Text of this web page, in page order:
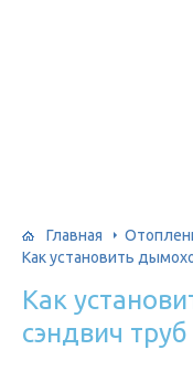
Главная
Как установить
Как
сэндвич труб